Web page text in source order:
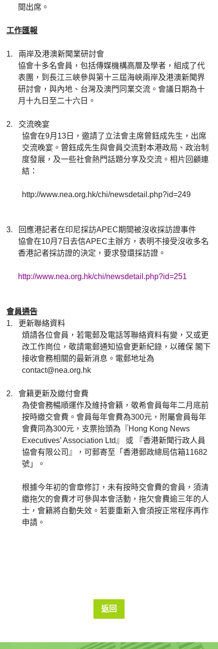
間出席。
工作匯報
1.
兩岸及港澳新聞業研討會
協會十多名會員，包括傳媒機構高層及學者，組成了代
表團，到長江三峽參與第十三屆海峽兩岸及港澳新聞界
研討會，與內地、台灣及澳門同業交流。會議日期為十
月十九日至二十六日。
2.
交流晚宴
協會在9月13日，邀請了立法會主席曾鈺成先生，出席
交流晚宴。曾鈺成先生與會員交流對本港政局、政治制
度發展，及一些社會熱門話題分享及交流。相片回顧連
結：
http://www.nea.org.hk/chi/newsdetail.php?id=249
3.
回應港記者在印尼採訪APEC期間被沒收採訪證事件
協會在10月7日去信APEC主辦方，表明不接受沒收多名
香港記者採訪證的決定，要求發還採訪證。
http://www.nea.org.hk/chi/newsdetail.php?id=251
會員通告
1.
更新聯絡資料
煩請各位會員，若電郵及電話等聯絡資料有變，又或更
改工作崗位，敬請電郵通知協會更新紀錄，以確保 閣下
接收會務相關的最新消息。電郵地址為
contact@nea.org.hk
2.
會籍更新及繳付會費
為使會務暢順運作及維持會籍，敬希會員每年二月底前
按時繳交會費。會員每年會費為300元，附屬會員每年
會費同為300元，支票抬頭為『Hong Kong News
Executives’ Association Ltd』 或 『香港新聞行政人員
協會有限公司』，可郵寄至「香港郵政總局信箱11682
號」。
根據今年初的會章修訂，未有按時交會費的會員，須清
繳拖欠的會費才可參與本會活動，拖欠會費逾三年的人
士，會籍將自動失效。若要重新入會須按正常程序再作
申請。
返回